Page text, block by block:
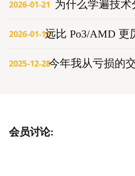
2026-01-21
2026-01-18
2025-12-28
会员讨论: